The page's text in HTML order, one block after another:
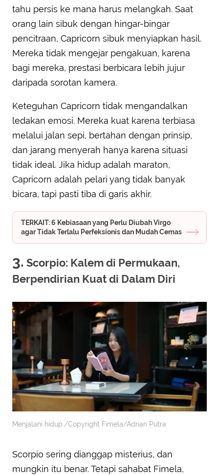
tahu persis ke mana harus melangkah. Saat
orang lain sibuk dengan hingar-bingar
pencitraan, Capricorn sibuk menyiapkan hasil.
Mereka tidak mengejar pengakuan, karena
bagi mereka, prestasi berbicara lebih jujur
daripada sorotan kamera.
Keteguhan Capricorn tidak mengandalkan
ledakan emosi. Mereka kuat karena terbiasa
melalui jalan sepi, bertahan dengan prinsip,
dan jarang menyerah hanya karena situasi
tidak ideal. Jika hidup adalah maraton,
Capricorn adalah pelari yang tidak banyak
bicara, tapi pasti tiba di garis akhir.
TERKAIT: 6 Kebiasaan yang Perlu Diubah Virgo
agar Tidak Terlalu Perfeksionis dan Mudah Cemas
3. Scorpio: Kalem di Permukaan,
Berpendirian Kuat di Dalam Diri
Menjalani hidup./Copyright Fimela/Adrian Putra
Scorpio sering dianggap misterius, dan
mungkin itu benar. Tetapi sahabat Fimela,